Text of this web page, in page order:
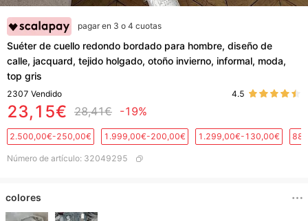
pagar en 3 o 4 cuotas
Suéter de cuello redondo bordado para hombre, diseño de
calle, jacquard, tejido holgado, otoño invierno, informal, moda,
top gris
2307 Vendido 4.5
23,15€ 28,41€ -19%
2.500,00€-250,00€ 1.999,00€-200,00€ 1.299,00€-130,00€
Número de artículo: 32049295
colores